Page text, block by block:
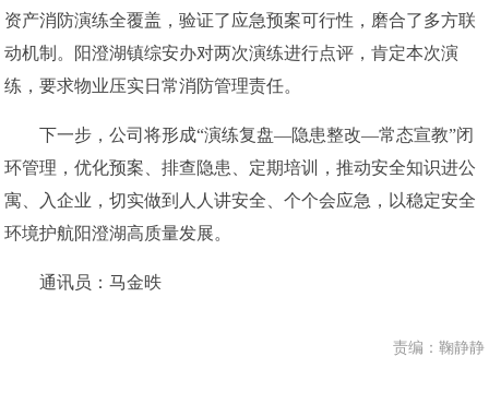
资产消防演练全覆盖，验证了应急预案可行性，磨合了多方联
动机制。阳澄湖镇综安办对两次演练进行点评，肯定本次演
练，要求物业压实日常消防管理责任。
下一步，公司将形成“演练复盘—隐患整改—常态宣教”闭
环管理，优化预案、排查隐患、定期培训，推动安全知识进公
寓、入企业，切实做到人人讲安全、个个会应急，以稳定安全
环境护航阳澄湖高质量发展。
通讯员：马金昳
责编：鞠静静